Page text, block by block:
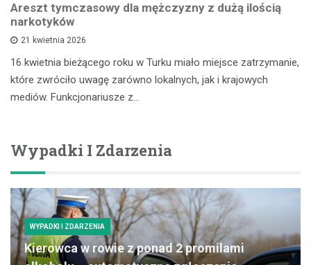
Areszt tymczasowy dla mężczyzny z dużą ilością
narkotyków
21 kwietnia 2026
16 kwietnia bieżącego roku w Turku miało miejsce zatrzymanie,
które zwróciło uwagę zarówno lokalnych, jak i krajowych
mediów. Funkcjonariusze z…
Wypadki I Zdarzenia
WYPADKI I ZDARZENIA
Kierowca w rowie z ponad 2 promilami